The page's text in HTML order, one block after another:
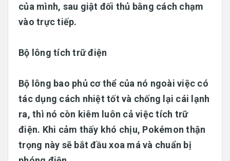
của mình, sau giật đối thủ bằng cách chạm
vào trực tiếp.
Bộ lông tích trữ điện
Bộ lông bao phủ cơ thể của nó ngoài việc có
tác dụng cách nhiệt tốt và chống lại cái lạnh
ra, thì nó còn kiêm luôn cả việc tích trữ
điện. Khi cảm thấy khó chịu, Pokémon thận
trọng này sẽ bắt đầu xoa má và chuẩn bị